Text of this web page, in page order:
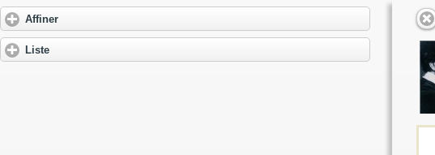
Affiner
Liste